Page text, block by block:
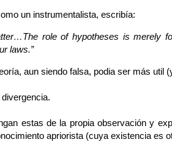
un instrumentalista, escribía:
role of hypotheses is merely
laws.”
aun siendo falsa, podia ser más util
estas de la propia observación y
apriorista (cuya existencia es